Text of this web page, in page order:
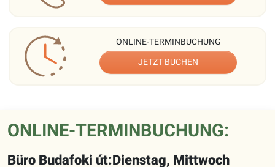
ONLINE-TERMINBUCHUNG
JETZT BUCHEN
ONLINE-TERMINBUCHUNG:
Büro Budafoki út:Dienstag, Mittwoch